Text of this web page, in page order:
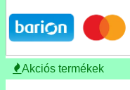
Akciós termékek